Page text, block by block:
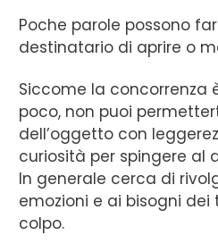
Poche parole possono
destinatario di aprire o
Siccome la concorrenza
poco, non puoi
dell’oggetto con
curiosità per spingere al
In generale cerca di
emozioni e ai bisogni
colpo.